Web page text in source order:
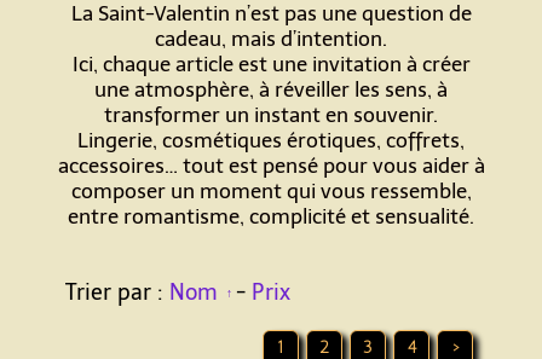
La Saint-Valentin n’est pas une question de
cadeau, mais d’intention.
Ici, chaque article est une invitation à créer
une atmosphère, à réveiller les sens, à
transformer un instant en souvenir.
Lingerie, cosmétiques érotiques, coffrets,
accessoires… tout est pensé pour vous aider à
composer un moment qui vous ressemble,
entre romantisme, complicité et sensualité.
Trier par : Nom - Prix
1 2 3 4 >